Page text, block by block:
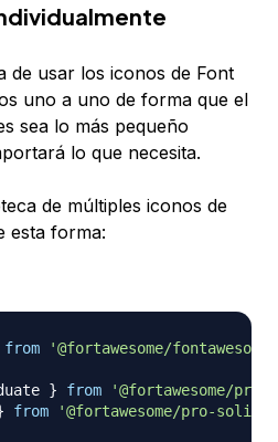
de usar los iconos de Font
uno a uno de forma que el
sea lo más pequeño
lo que necesita.
de múltiples iconos de
esta forma:
from '@fortawesome/
} from
'@fortawesome/
from
'@fortawesome/pro-